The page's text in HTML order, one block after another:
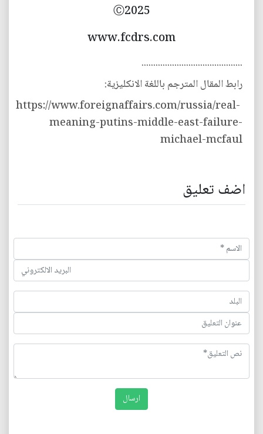
Ⓒ2025
www.fcdrs.com
...........................................
رابط المقال المترجم باللغة الانكليزية:
https://www.foreignaffairs.com/russia/real-
meaning-putins-middle-east-failure-
michael-mcfaul
اضف تعليق